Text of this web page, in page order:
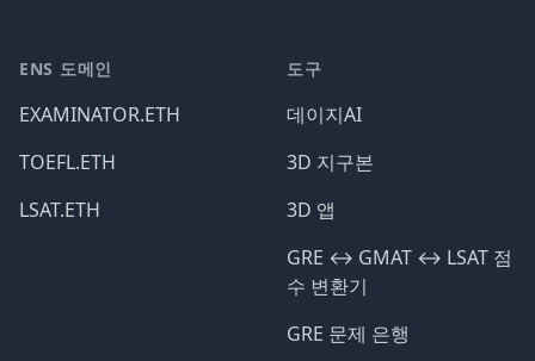
ENS 도메인
EXAMINATOR.ETH
TOEFL.ETH
LSAT.ETH
도구
데이지AI
3D 지구본
3D 앱
GRE ↔️ GMAT ↔️ LSAT 점
수 변환기
GRE 문제 은행